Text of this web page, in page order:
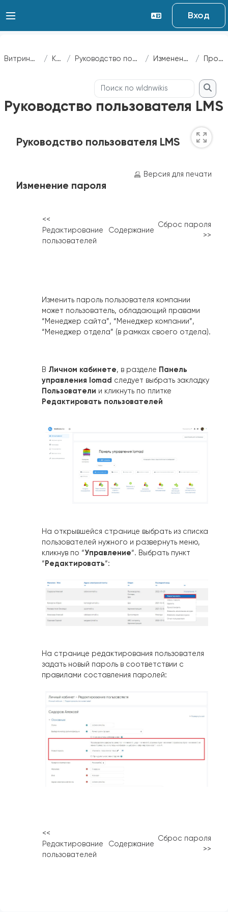
Вход
Витрина курсов Курсы Руководство пользователя LMS Изменение пароля Просмотр
Поиск по wldnwikis
Руководство пользователя LMS
Руководство пользователя LMS
Версия для печати
Изменение пароля
<<
Редактирование
пользователей
Содержание
Сброс пароля
>>
Изменить пароль пользователя компании
может пользователь, обладающий правами
“Менеджер сайта”, “Менеджер компании”,
“Менеджер отдела” (в рамках своего отдела).
В Личном кабинете, в разделе Панель
управления Iomad следует выбрать закладку
Пользователи и кликнуть по плитке
Редактировать пользователей
На открывшейся странице выбрать из списка
пользователей нужного и развернуть меню,
кликнув по “Управление“. Выбрать пункт
“Редактировать“:
На странице редактирования пользователя
задать новый пароль в соответствии с
правилами составления паролей:
<<
Редактирование
пользователей
Содержание
Сброс пароля
>>